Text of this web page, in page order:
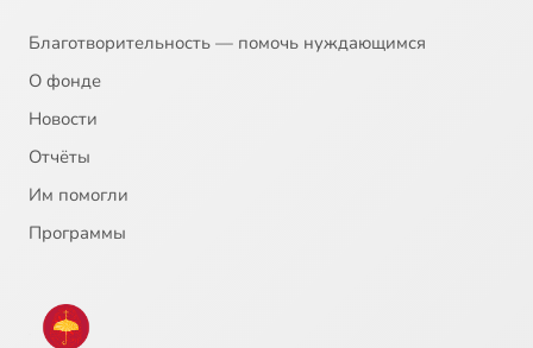
Благотворительность — помочь нуждающимся
О фонде
Новости
Отчёты
Им помогли
Программы